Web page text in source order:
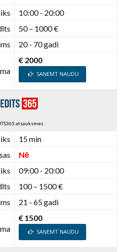
10:00 - 20:00
50 – 1000 €
20 - 70 gadi
€ 2000
SAŅEMT NAUDU
atsauksmes
15 min
Nē
09:00 - 20:00
100 – 1500 €
21 - 65 gadi
€ 1500
SAŅEMT NAUDU